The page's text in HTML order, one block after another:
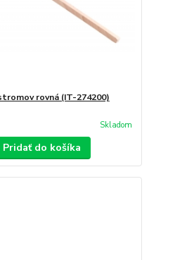
rovná (IT-274200)
Skladom
Pridať do košíka